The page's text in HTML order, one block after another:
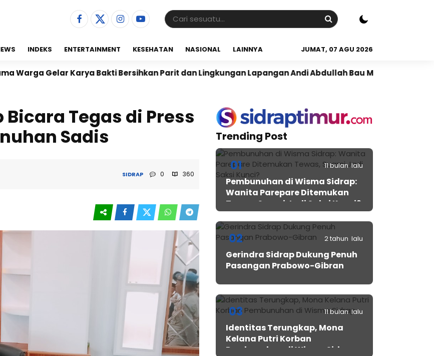
INDEKS ENTERTAINMENT KESEHATAN NASIONAL LAINNYA JUMAT, 07 AGU 2026
Karya Bakti Bersihkan Parit dan Lingkungan Lapangan Andi Abdullah Bau Massepe Panen Raya di
Bicara Tegas di Press
Sadis
SIDRAP 0 360
Trending Post
01 11 bulan lalu
Pembunuhan di Wisma Sidrap:
Wanita Parepare Ditemukan
Tewas, Suami Jadi Saksi Kunci?
02 2 tahun lalu
Gerindra Sidrap Dukung Penuh
Pasangan Prabowo-Gibran
03 11 bulan lalu
Identitas Terungkap, Mona
Kelana Putri Korban
Pembunuhan di Wisma Sidrap